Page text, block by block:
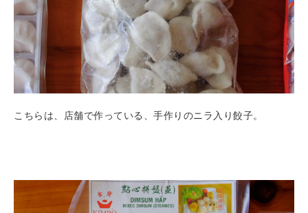
こちらは、店舗で作っている、手作りのニラ入り餃子。